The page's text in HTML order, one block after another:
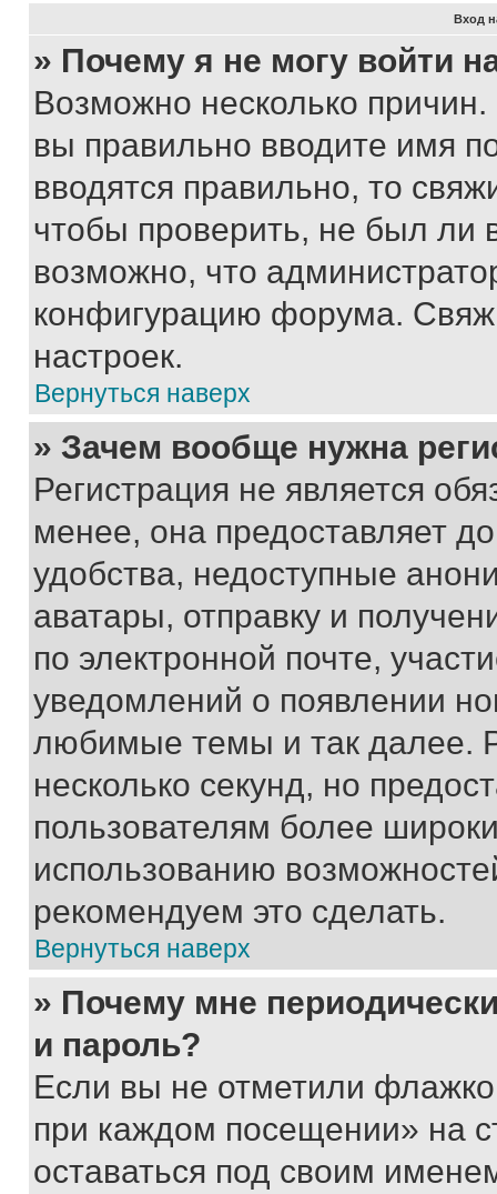
Вход
» Почему я не могу войти
Возможно несколько
вы правильно вводите имя
вводятся правильно, то
чтобы проверить, не был ли
возможно, что
конфигурацию форума.
настроек.
Вернуться наверх
» Зачем вообще нужна
Регистрация не является
менее, она предоставляет
удобства, недоступные
аватары, отправку и
по электронной почте,
уведомлений о появлении
любимые темы и так далее.
несколько секунд, но
пользователям более
использованию
рекомендуем это сделать.
Вернуться наверх
» Почему мне
и пароль?
Если вы не отметили
при каждом посещении» на
оставаться под своим